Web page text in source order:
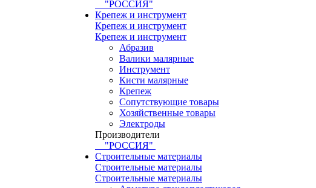
"РОССИЯ"
Крепеж и инструмент
Крепеж и инструмент
Крепеж и инструмент
Абразив
Валики малярные
Инструмент
Кисти малярные
Крепеж
Сопутствующие товары
Хозяйственные товары
Электроды
Производители
"РОССИЯ"
Строительные материалы
Строительные материалы
Строительные материалы